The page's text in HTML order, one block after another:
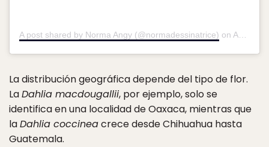
A post shared by Norma Angy (@normadessinatrice) on Apr 1, 2019 at 8:16pm PDT
La distribución geográfica depende del tipo de flor.
LaDahlia macdougallii, por ejemplo, solo se
identifica en una localidad de Oaxaca, mientras que
laDahlia coccineacrece desde Chihuahua hasta
Guatemala.